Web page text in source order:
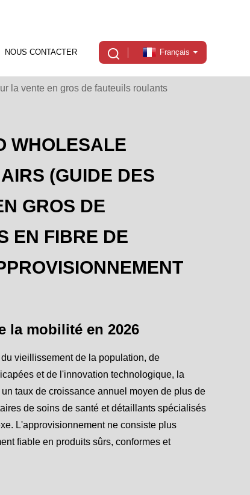
NOUS CONTACTER Français
la vente en gros de fauteuils roulants
WHOLESALE
(GUIDE DES
GROS DE
EN FIBRE DE
la mobilité en 2026
vieillissement de la population, de
et de l'innovation technologique, la
taux de croissance annuel moyen de plus de
de soins de santé et détaillants spécialisés
L'approvisionnement ne consiste plus
fiable en produits sûrs, conformes et